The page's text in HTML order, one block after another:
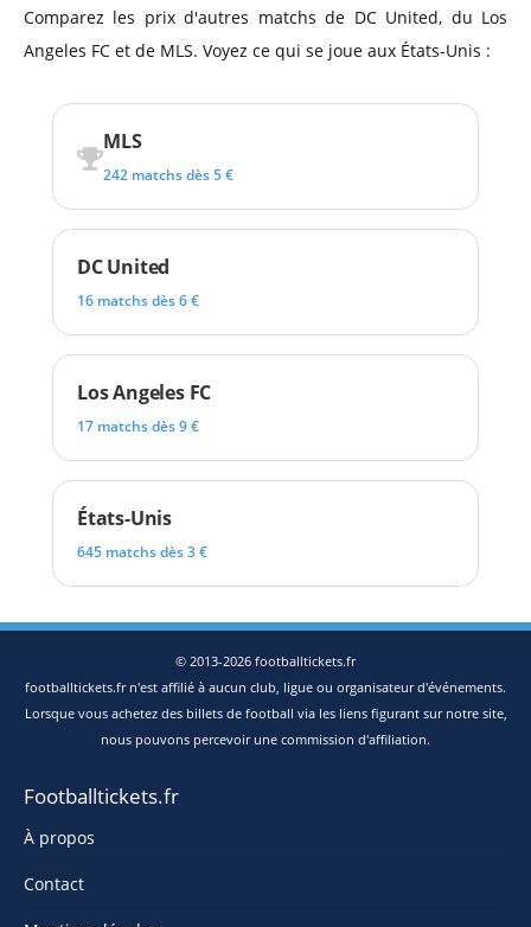
Comparez les prix d'autres matchs de DC United, du Los
Angeles FC et de MLS. Voyez ce qui se joue aux États-Unis :
MLS
242 matchs dès 5 €
DC United
16 matchs dès 6 €
Los Angeles FC
17 matchs dès 9 €
États-Unis
645 matchs dès 3 €
© 2013-2026 footballtickets.fr
footballtickets.fr n'est affilié à aucun club, ligue ou organisateur d'événements.
Lorsque vous achetez des billets de football via les liens figurant sur notre site,
nous pouvons percevoir une commission d'affiliation.
Footballtickets.fr
À propos
Contact